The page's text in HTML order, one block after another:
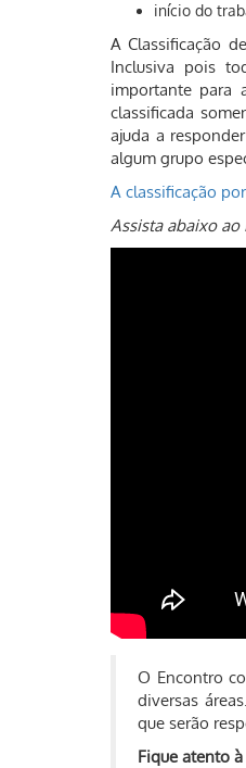
início do
A Classificação
Inclusiva pois
importante para
classificada
ajuda a
algum grupo
A classificação
Assista abaixo ao
O Encontro
diversas
que serão
Fique atento à